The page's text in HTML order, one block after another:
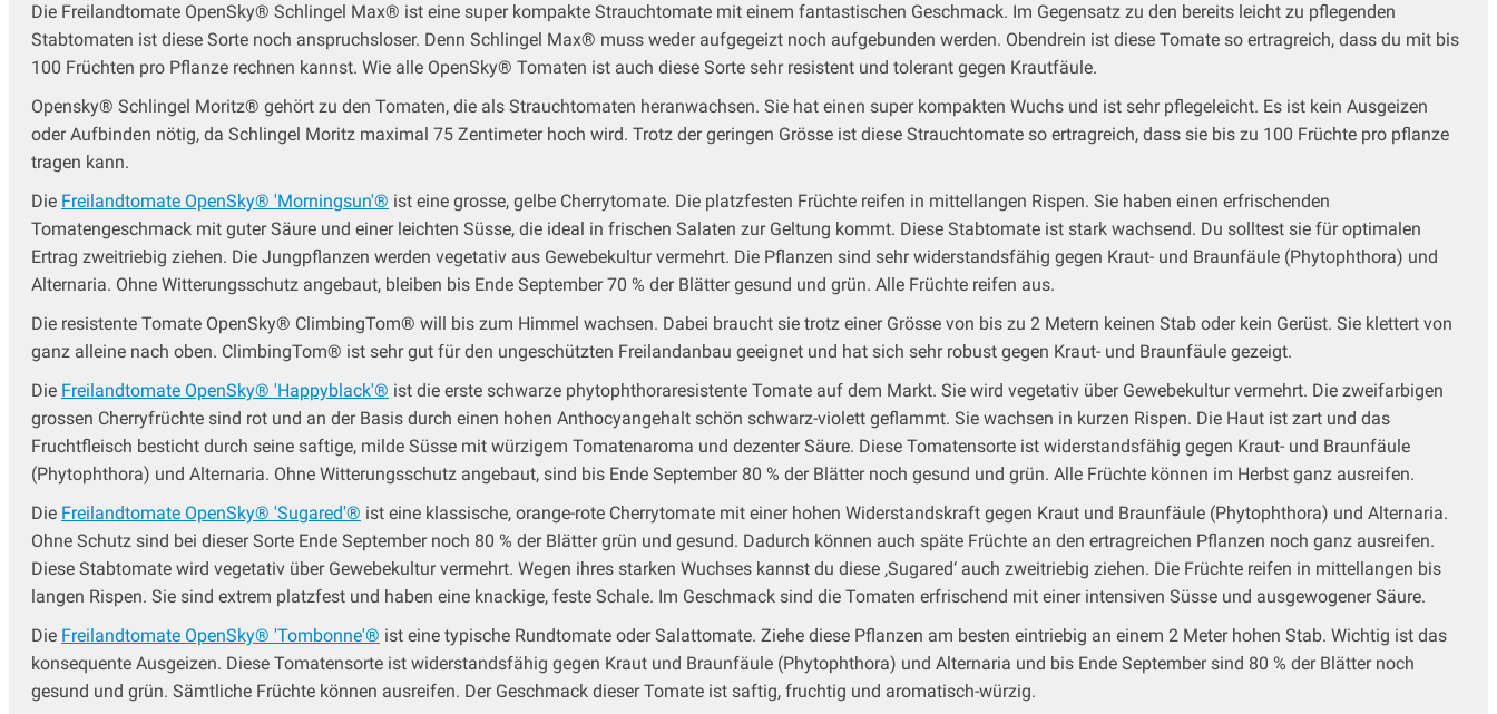
Die Freilandtomate OpenSky® Schlingel Max® ist eine super kompakte Strauchtomate mit einem fantastischen Geschmack. Im Gegensatz zu den bereits leicht zu pflegenden
Stabtomaten ist diese Sorte noch anspruchsloser. Denn Schlingel Max® muss weder aufgegeizt noch aufgebunden werden. Obendrein ist diese Tomate so ertragreich, dass du mit bis
100 Früchten pro Pflanze rechnen kannst. Wie alle OpenSky® Tomaten ist auch diese Sorte sehr resistent und tolerant gegen Krautfäule.
Opensky® Schlingel Moritz® gehört zu den Tomaten, die als Strauchtomaten heranwachsen. Sie hat einen super kompakten Wuchs und ist sehr pflegeleicht. Es ist kein Ausgeizen
oder Aufbinden nötig, da Schlingel Moritz maximal 75 Zentimeter hoch wird. Trotz der geringen Grösse ist diese Strauchtomate so ertragreich, dass sie bis zu 100 Früchte pro pflanze
tragen kann.
Die Freilandtomate OpenSky® 'Morningsun'® ist eine grosse, gelbe Cherrytomate. Die platzfesten Früchte reifen in mittellangen Rispen. Sie haben einen erfrischenden
Tomatengeschmack mit guter Säure und einer leichten Süsse, die ideal in frischen Salaten zur Geltung kommt. Diese Stabtomate ist stark wachsend. Du solltest sie für optimalen
Ertrag zweitriebig ziehen. Die Jungpflanzen werden vegetativ aus Gewebekultur vermehrt. Die Pflanzen sind sehr widerstandsfähig gegen Kraut- und Braunfäule (Phytophthora) und
Alternaria. Ohne Witterungsschutz angebaut, bleiben bis Ende September 70 % der Blätter gesund und grün. Alle Früchte reifen aus.
Die resistente Tomate OpenSky® ClimbingTom® will bis zum Himmel wachsen. Dabei braucht sie trotz einer Grösse von bis zu 2 Metern keinen Stab oder kein Gerüst. Sie klettert von
ganz alleine nach oben. ClimbingTom® ist sehr gut für den ungeschützten Freilandanbau geeignet und hat sich sehr robust gegen Kraut- und Braunfäule gezeigt.
Die Freilandtomate OpenSky® 'Happyblack'® ist die erste schwarze phytophthoraresistente Tomate auf dem Markt. Sie wird vegetativ über Gewebekultur vermehrt. Die zweifarbigen
grossen Cherryfrüchte sind rot und an der Basis durch einen hohen Anthocyangehalt schön schwarz-violett geflammt. Sie wachsen in kurzen Rispen. Die Haut ist zart und das
Fruchtfleisch besticht durch seine saftige, milde Süsse mit würzigem Tomatenaroma und dezenter Säure. Diese Tomatensorte ist widerstandsfähig gegen Kraut- und Braunfäule
(Phytophthora) und Alternaria. Ohne Witterungsschutz angebaut, sind bis Ende September 80 % der Blätter noch gesund und grün. Alle Früchte können im Herbst ganz ausreifen.
Die Freilandtomate OpenSky® 'Sugared'® ist eine klassische, orange-rote Cherrytomate mit einer hohen Widerstandskraft gegen Kraut und Braunfäule (Phytophthora) und Alternaria.
Ohne Schutz sind bei dieser Sorte Ende September noch 80 % der Blätter grün und gesund. Dadurch können auch späte Früchte an den ertragreichen Pflanzen noch ganz ausreifen.
Diese Stabtomate wird vegetativ über Gewebekultur vermehrt. Wegen ihres starken Wuchses kannst du diese ‚Sugared‘ auch zweitriebig ziehen. Die Früchte reifen in mittellangen bis
langen Rispen. Sie sind extrem platzfest und haben eine knackige, feste Schale. Im Geschmack sind die Tomaten erfrischend mit einer intensiven Süsse und ausgewogener Säure.
Die Freilandtomate OpenSky® 'Tombonne'® ist eine typische Rundtomate oder Salattomate. Ziehe diese Pflanzen am besten eintriebig an einem 2 Meter hohen Stab. Wichtig ist das
konsequente Ausgeizen. Diese Tomatensorte ist widerstandsfähig gegen Kraut und Braunfäule (Phytophthora) und Alternaria und bis Ende September sind 80 % der Blätter noch
gesund und grün. Sämtliche Früchte können ausreifen. Der Geschmack dieser Tomate ist saftig, fruchtig und aromatisch-würzig.